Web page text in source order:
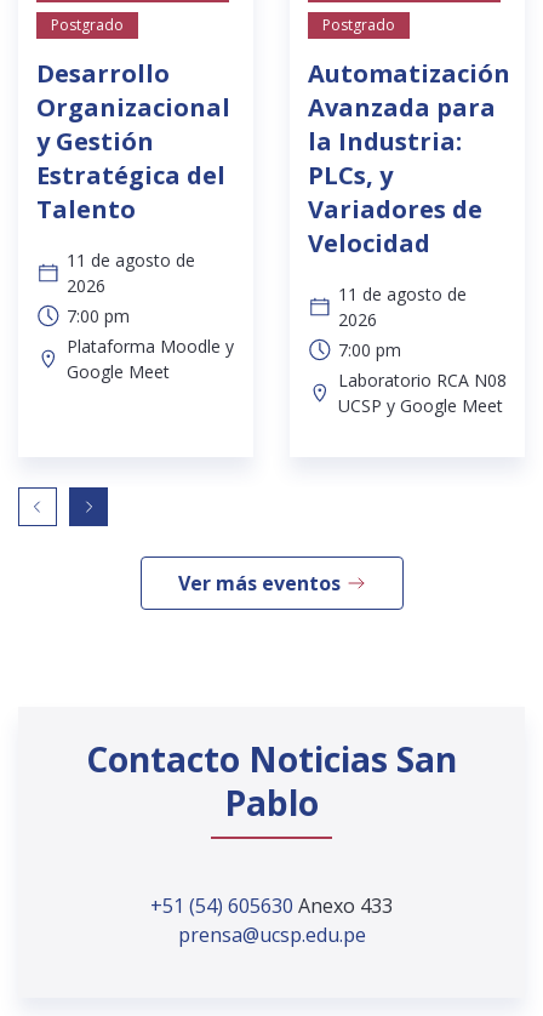
Postgrado
Desarrollo
Organizacional
y Gestión
Estratégica del
Talento
11 de agosto de
2026
7:00 pm
Plataforma Moodle y
Google Meet
Postgrado
Automatización
Avanzada para
la Industria:
PLCs, y
Variadores de
Velocidad
11 de agosto de
2026
7:00 pm
Laboratorio RCA N08
UCSP y Google Meet
Ver más eventos
Contacto Noticias San
Pablo
+51 (54) 605630 Anexo 433
prensa@ucsp.edu.pe